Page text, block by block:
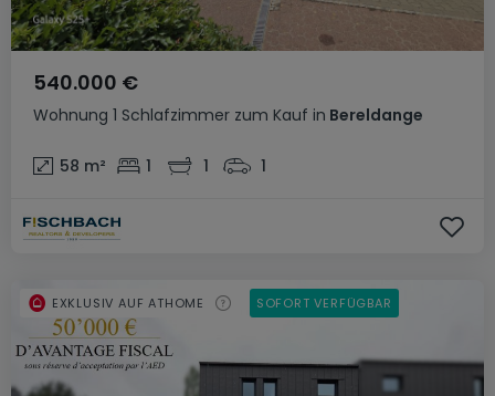
Wohnung 1 Schlafzimmer zum Kauf in Bereldange
540.000 €
58 m² 1 1 1
EXKLUSIV AUF ATHOME SOFORT VERFÜGBAR